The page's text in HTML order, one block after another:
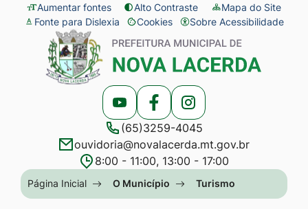
Seção
de
atalhos
acessibilidade
Ir
para
conteúdo
menu
[alt+2]
Aumentar fontes Alto Contraste
Mapa do Site
Fonte para Dislexia
Cookies
Abrir
preferências
de
cookies
Sobre Acessibilidade
Seção
menu
Acessar
a
Rede
Social
Youtube
Acessar
a
Rede
Social
Facebook
Acessar
a
Rede
Social
(65)3259-4045
ouvidoria@novalacerda.mt.gov.br
8:00 - 11:00, 13:00 - 17:00
Seção
do
Página Inicial O Município Turismo